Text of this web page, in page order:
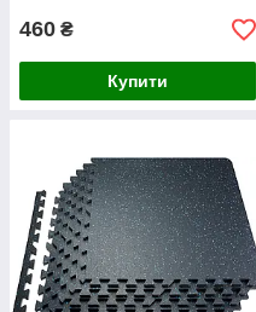
460 ₴
Купити